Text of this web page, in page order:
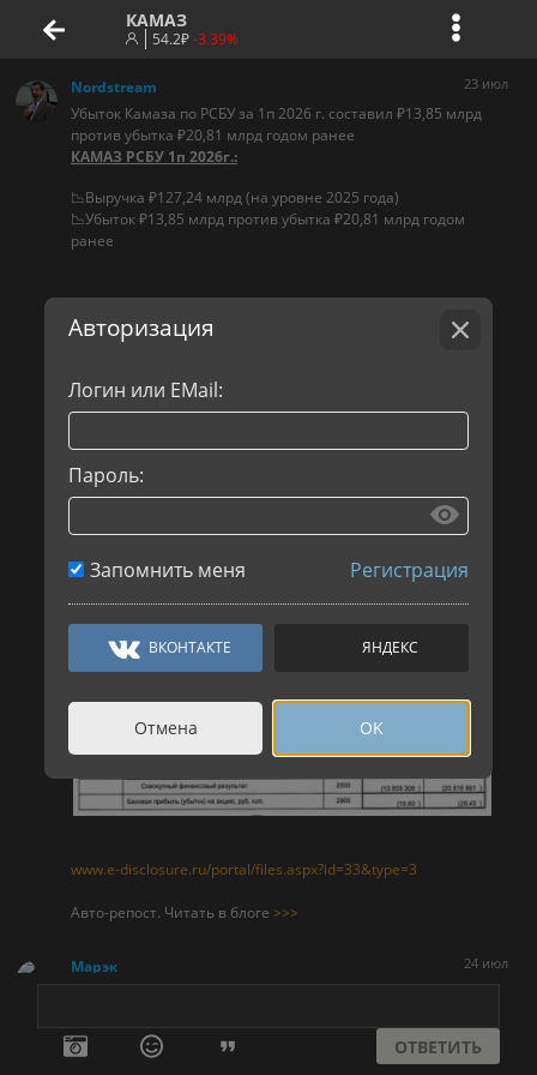
КАМАЗ
54.2₽ -3.39%
Nordstream
Убыток Камаза по РСБУ за 1п 2026 г. составил ₽13,85 млрд
против убытка ₽20,81 млрд годом ранее
КАМАЗ РСБУ 1п 2026г.:
📉Выручка ₽127,24 млрд (на уровне 2025 года)
📉Убыток ₽13,85 млрд против убытка ₽20,81 млрд годом
ранее
www.e-disclosure.ru/portal/files.aspx?id=33&type=3
Авто-репост. Читать в блоге >>>
23 июл
Марэк
обыкновенных акций
disclosure.skrin.ru/ShowMessage.asp?
24 июл
ОТВЕТИТЬ
Авторизация
Логин или EMail:
Пароль:
Регистрация
Запомнить меня
ВКОНТАКТЕ ЯНДЕКС
Отмена OK